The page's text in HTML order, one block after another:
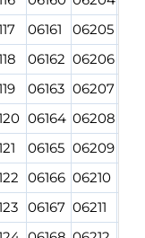
06161 06205
06162 06206
06163 06207
06164 06208
06165 06209
06166 06210
06167 06211